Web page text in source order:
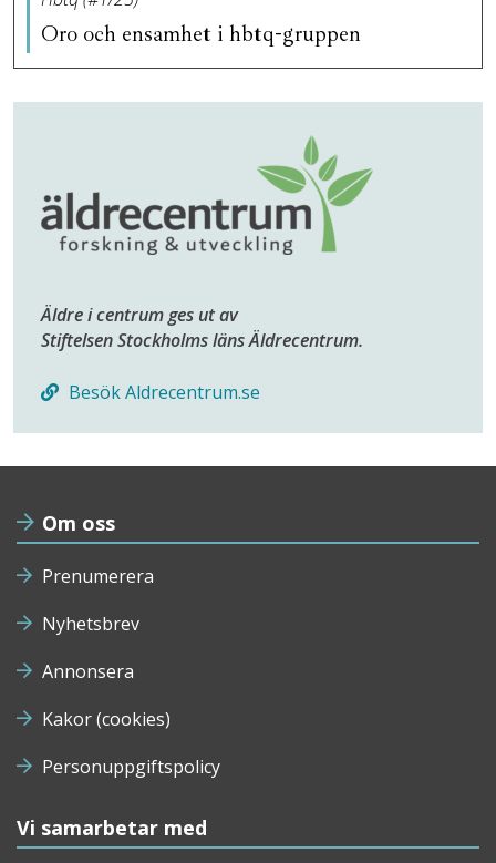
Oro och ensamhet i hbtq-gruppen
Äldre i centrum ges ut av
Stiftelsen Stockholms läns Äldrecentrum.
Besök Aldrecentrum.se
Om oss
Prenumerera
Nyhetsbrev
Annonsera
Kakor (cookies)
Personuppgiftspolicy
Vi samarbetar med